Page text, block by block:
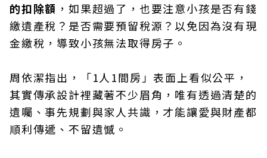
的扣除額 ，如果超過了，也要注意小孩是否有錢
繳遺產稅？是否需要預留稅源？以免因為沒有現
金繳稅，導致小孩無法取得房子。
周依潔指出，「1人1間房」表面上看似公平，
其實傳承設計裡藏著不少眉角，唯有透過清楚的
遺囑、事先規劃與家人共識，才能讓愛與財產都
順利傳遞、不留遺憾。